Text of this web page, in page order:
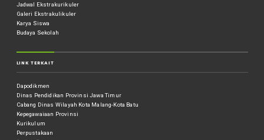
Jadwal Ekstrakurikuler
Galeri Ekstrakulikuler
Karya Siswa
Budaya Sekolah
LINK TERKAIT
Dapodikmen
Dinas Pendidikan Provinsi Jawa Timur
Cabang Dinas Wilayah Kota Malang-Kota Batu
Kepegawaiaan Provinsi
Kurikulum
Perpustakaan